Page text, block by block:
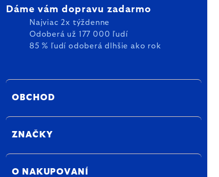
Dáme vám dopravu zadarmo
Najviac 2x týždenne
Odoberá už 177 000 ľudí
85 % ľudí odoberá dlhšie ako rok
OBCHOD
ZNAČKY
O NAKUPOVANÍ